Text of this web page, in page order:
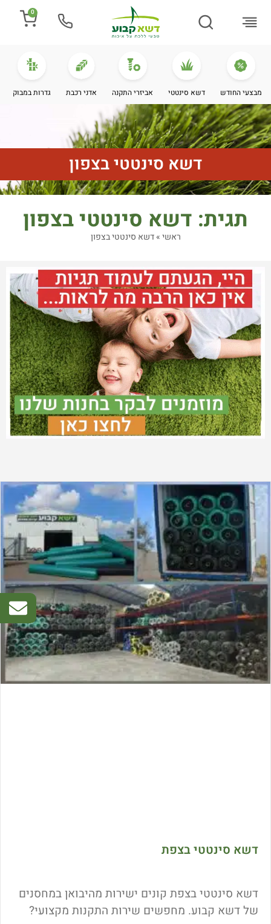
0
מבצעי החודש דשא סינטטי אביזרי התקנה אדני רכבת גדרות במבוק
דשא סינטטי בצפון
תגית: דשא סינטטי בצפון
ראשי»דשא סינטטי בצפון
דשא סינטטי בצפת
דשא סינטטי בצפת קונים ישירות מהיבואן במחסנים
של דשא קבוע. מחפשים שירות התקנות מקצועי?